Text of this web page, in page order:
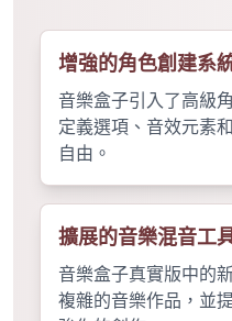
增強的角色創建系
音樂盒子引入了高級
定義選項、音效元素
自由。
擴展的音樂混音工
音樂盒子真實版中的
複雜的音樂作品，並